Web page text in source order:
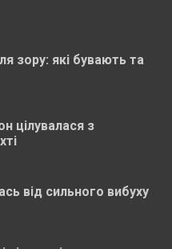
зору: які бувають та
цілувалася з
від сильного вибуху